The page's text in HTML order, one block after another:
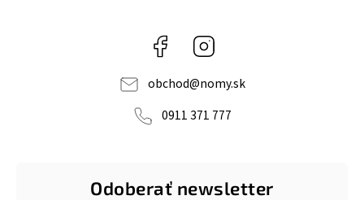
Facebook
obchod@nomy.sk
0911 371 777
Odoberať newsletter